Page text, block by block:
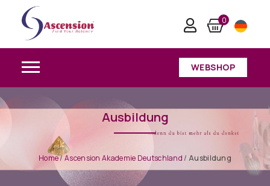
0
WEBSHOP
Ausbildung
Home/Ascension Akademie Deutschland/Ausbildung